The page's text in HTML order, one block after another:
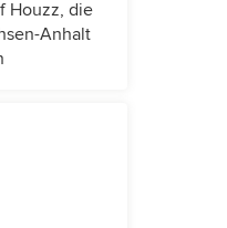
Houzz, die
Anhalt